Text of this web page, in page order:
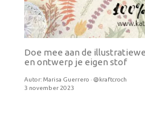
Doe mee aan de
en ontwerp je eigen stof
Autor: Marisa Guerrero · @kraftcroch
3 november 2023